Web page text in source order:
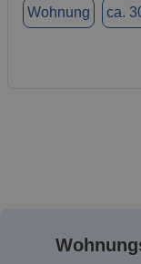
Wohnung ca.